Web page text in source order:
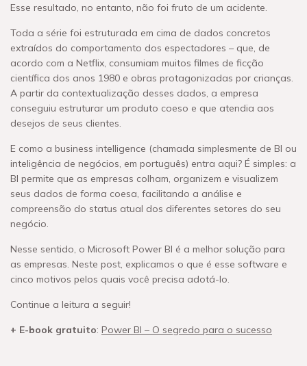
Esse resultado, no entanto, não foi fruto de um acidente.
Toda a série foi estruturada em cima de dados concretos
extraídos do comportamento dos espectadores – que, de
acordo com a Netflix, consumiam muitos filmes de ficção
científica dos anos 1980 e obras protagonizadas por crianças.
A partir da contextualização desses dados, a empresa
conseguiu estruturar um produto coeso e que atendia aos
desejos de seus clientes.
E como a business intelligence (chamada simplesmente de BI ou
inteligência de negócios, em português) entra aqui? É simples: a
BI permite que as empresas colham, organizem e visualizem
seus dados de forma coesa, facilitando a análise e
compreensão do status atual dos diferentes setores do seu
negócio.
Nesse sentido, o Microsoft Power BI é a melhor solução para
as empresas. Neste post, explicamos o que é esse software e
cinco motivos pelos quais você precisa adotá-lo.
Continue a leitura a seguir!
+ E-book gratuito: Power BI – O segredo para o sucesso